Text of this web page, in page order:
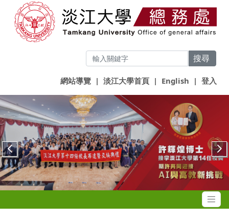
搜尋
網站導覽 | 淡江大學首頁 | English | 登入